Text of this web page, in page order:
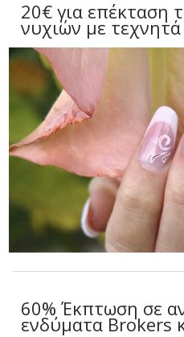
20€ για επέκταση
νυχιών με
60% Έκπτωση σε
ενδύματα Brokers